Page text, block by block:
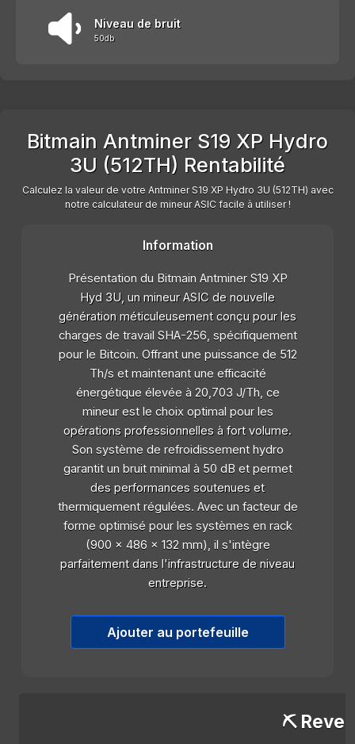
Niveau de bruit
50db
Bitmain Antminer S19 XP Hydro
3U (512TH) Rentabilité
Calculez la valeur de votre Antminer S19 XP Hydro 3U (512TH) avec
notre calculateur de mineur ASIC facile à utiliser !
Information
Présentation du Bitmain Antminer S19 XP
Hyd 3U, un mineur ASIC de nouvelle
génération méticuleusement conçu pour les
charges de travail SHA-256, spécifiquement
pour le Bitcoin. Offrant une puissance de 512
Th/s et maintenant une efficacité
énergétique élevée à 20,703 J/Th, ce
mineur est le choix optimal pour les
opérations professionnelles à fort volume.
Son système de refroidissement hydro
garantit un bruit minimal à 50 dB et permet
des performances soutenues et
thermiquement régulées. Avec un facteur de
forme optimisé pour les systèmes en rack
(900 x 486 x 132 mm), il s'intègre
parfaitement dans l'infrastructure de niveau
entreprise.
Ajouter au portefeuille
⛏️